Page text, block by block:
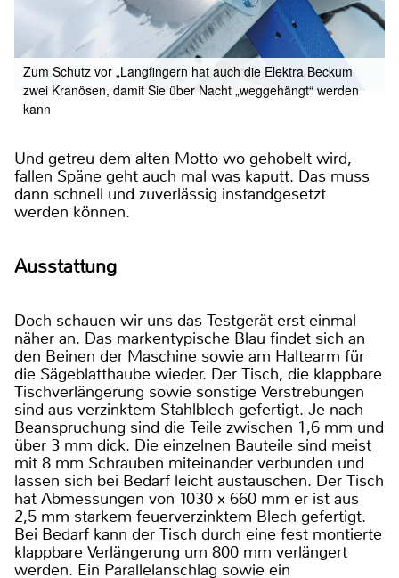
Zum Schutz vor „Langfingern hat auch die Elektra Beckum
zwei Kranösen, damit Sie über Nacht „weggehängt“ werden
kann
Und getreu dem alten Motto wo gehobelt wird,
fallen Späne geht auch mal was kaputt. Das muss
dann schnell und zuverlässig instandgesetzt
werden können.
Ausstattung
Doch schauen wir uns das Testgerät erst einmal
näher an. Das markentypische Blau findet sich an
den Beinen der Maschine sowie am Haltearm für
die Sägeblatthaube wieder. Der Tisch, die klappbare
Tischverlängerung sowie sonstige Verstrebungen
sind aus verzinktem Stahlblech gefertigt. Je nach
Beanspruchung sind die Teile zwischen 1,6 mm und
über 3 mm dick. Die einzelnen Bauteile sind meist
mit 8 mm Schrauben miteinander verbunden und
lassen sich bei Bedarf leicht austauschen. Der Tisch
hat Abmessungen von 1030 x 660 mm er ist aus
2,5 mm starkem feuerverzinktem Blech gefertigt.
Bei Bedarf kann der Tisch durch eine fest montierte
klappbare Verlängerung um 800 mm verlängert
werden. Ein Parallelanschlag sowie ein